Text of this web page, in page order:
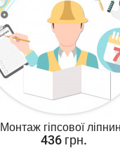
Монтаж гіпсової
436 грн.